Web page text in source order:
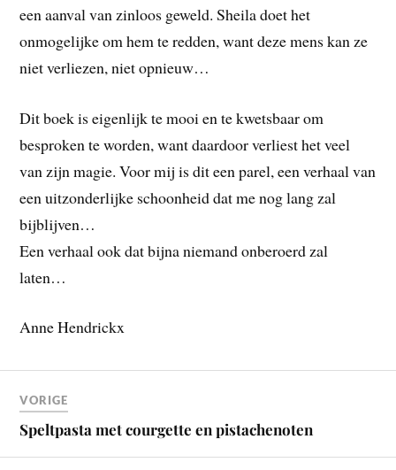
een aanval van zinloos geweld. Sheila doet het
onmogelijke om hem te redden, want deze mens kan ze
niet verliezen, niet opnieuw…
Dit boek is eigenlijk te mooi en te kwetsbaar om
besproken te worden, want daardoor verliest het veel
van zijn magie. Voor mij is dit een parel, een verhaal van
een uitzonderlijke schoonheid dat me nog lang zal
bijblijven…
Een verhaal ook dat bijna niemand onberoerd zal
laten…
Anne Hendrickx
VORIGE
Speltpasta met courgette en pistachenoten